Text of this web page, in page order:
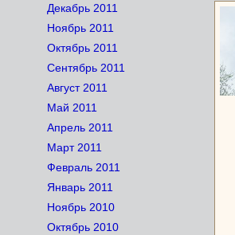
Декабрь 2011
Ноябрь 2011
Октябрь 2011
Сентябрь 2011
Август 2011
Май 2011
Апрель 2011
Март 2011
Февраль 2011
Январь 2011
Ноябрь 2010
Октябрь 2010